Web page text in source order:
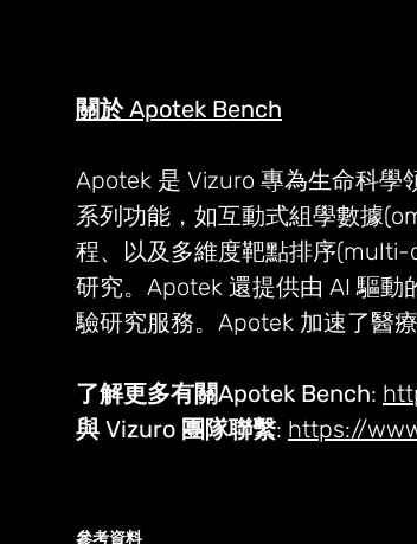
關於 Apotek Bench
Apotek 是 Vizuro 專為生命科學
系列功能，如互動式組學數據
程、以及多維度靶點排序
研究。Apotek 還提供由 AI 驅動
驗研究服務。Apotek 加速了醫
了解更多有關Apotek Bench:
與 Vizuro 團隊聯繫: https://
參考資料